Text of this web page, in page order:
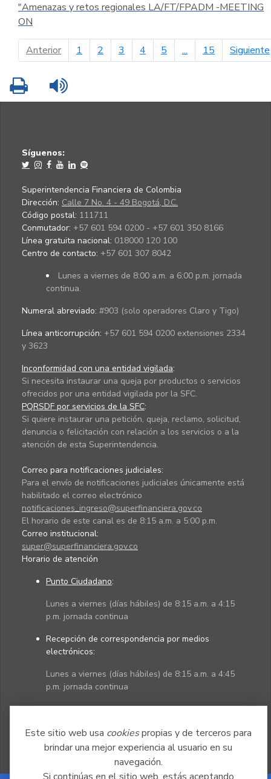
Este sitio web usa cookiespropias y de terceros para
brindar una mejor experiencia al usuario en su
navegación.
"Amenazas y retos regionales LA/FT/FPADM -MEETING
ON
Anteriorpágina anterior
1 2 3 4 5 ... 15 Siguiente
Imprimir
Síguenos:
Superintendencia Financiera de Colombia
Dirección: Calle 7 No. 4 - 49 Bogotá, D.C.
Código postal: 111711
Conmutador: +57 601 594 0200 - +57 601 350 8166
Línea gratuita nacional: 018000 120 100
Centro de contacto: +57 601 307 8042
Lunes a viernes de 8:00 a.m. a 6:00 p.m. jornada
continua.
Numeral abreviado: #903 (solo operadores Claro y Tigo)
Línea anticorrupción: +57 601 594 0200 extensiones 2334
y 3623
Inconformidad con una entidad vigilada:
Si necesita instaurar una queja por productos o servicios
ofrecidos por una entidad vigilada por la SFC.
PQRSDF por servicios de la SFC:
Si quiere instaurar una petición, queja, reclamo, solicitud,
denuncia o felicitación con relación a los servicios o a la
atención de esta Superintendencia.
Correo para notificaciones judiciales:
Para el envío de notificaciones judiciales únicamente está
habilitado el correo electrónico
notificaciones_ingreso@superfinanciera.gov.co
El horario de este canal es de 8:15 a.m. a 5:00 p.m.
Correo institucional:
super@superfinanciera.gov.co
Horario de atención
Punto Ciudadano:
Lunes a viernes (días hábiles) de 8:15 a.m. a 4:15
p.m. jornada continua
Recepción de correspondencia por medios
electrónicos:
Lunes a viernes (días hábiles) de 8:15 a.m. a 4:45
p.m. jornada continua